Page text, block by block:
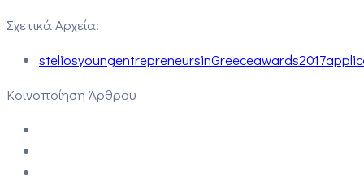
Σχετικά Αρχεία:
Κοινοποίηση Άρθρου